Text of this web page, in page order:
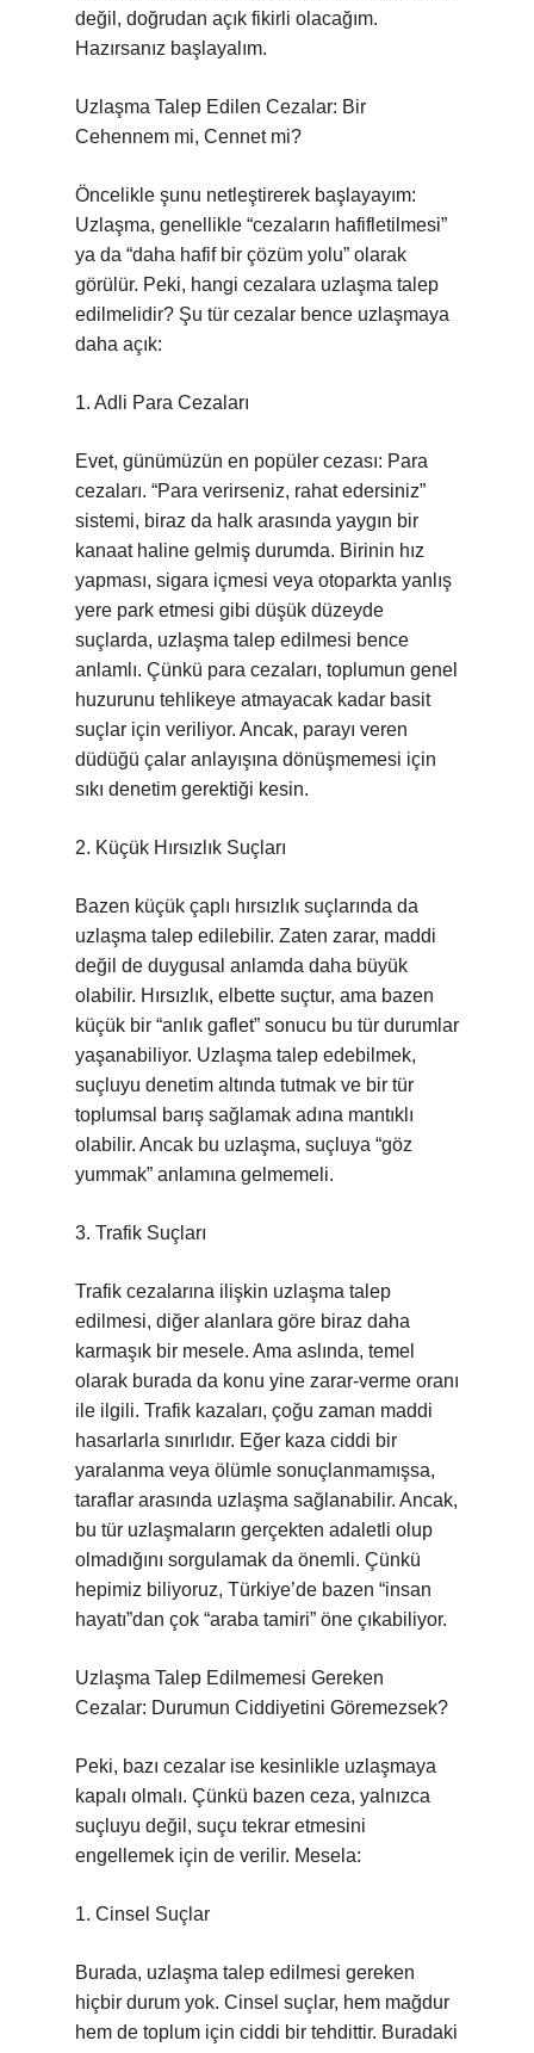
değil, doğrudan açık fikirli olacağım.
Hazırsanız başlayalım.
Uzlaşma Talep Edilen Cezalar: Bir
Cehennem mi, Cennet mi?
Öncelikle şunu netleştirerek başlayayım:
Uzlaşma, genellikle “cezaların hafifletilmesi”
ya da “daha hafif bir çözüm yolu” olarak
görülür. Peki, hangi cezalara uzlaşma talep
edilmelidir? Şu tür cezalar bence uzlaşmaya
daha açık:
1. Adli Para Cezaları
Evet, günümüzün en popüler cezası: Para
cezaları. “Para verirseniz, rahat edersiniz”
sistemi, biraz da halk arasında yaygın bir
kanaat haline gelmiş durumda. Birinin hız
yapması, sigara içmesi veya otoparkta yanlış
yere park etmesi gibi düşük düzeyde
suçlarda, uzlaşma talep edilmesi bence
anlamlı. Çünkü para cezaları, toplumun genel
huzurunu tehlikeye atmayacak kadar basit
suçlar için veriliyor. Ancak, parayı veren
düdüğü çalar anlayışına dönüşmemesi için
sıkı denetim gerektiği kesin.
2. Küçük Hırsızlık Suçları
Bazen küçük çaplı hırsızlık suçlarında da
uzlaşma talep edilebilir. Zaten zarar, maddi
değil de duygusal anlamda daha büyük
olabilir. Hırsızlık, elbette suçtur, ama bazen
küçük bir “anlık gaflet” sonucu bu tür durumlar
yaşanabiliyor. Uzlaşma talep edebilmek,
suçluyu denetim altında tutmak ve bir tür
toplumsal barış sağlamak adına mantıklı
olabilir. Ancak bu uzlaşma, suçluya “göz
yummak” anlamına gelmemeli.
3. Trafik Suçları
Trafik cezalarına ilişkin uzlaşma talep
edilmesi, diğer alanlara göre biraz daha
karmaşık bir mesele. Ama aslında, temel
olarak burada da konu yine zarar-verme oranı
ile ilgili. Trafik kazaları, çoğu zaman maddi
hasarlarla sınırlıdır. Eğer kaza ciddi bir
yaralanma veya ölümle sonuçlanmamışsa,
taraflar arasında uzlaşma sağlanabilir. Ancak,
bu tür uzlaşmaların gerçekten adaletli olup
olmadığını sorgulamak da önemli. Çünkü
hepimiz biliyoruz, Türkiye’de bazen “insan
hayatı”dan çok “araba tamiri” öne çıkabiliyor.
Uzlaşma Talep Edilmemesi Gereken
Cezalar: Durumun Ciddiyetini Göremezsek?
Peki, bazı cezalar ise kesinlikle uzlaşmaya
kapalı olmalı. Çünkü bazen ceza, yalnızca
suçluyu değil, suçu tekrar etmesini
engellemek için de verilir. Mesela:
1. Cinsel Suçlar
Burada, uzlaşma talep edilmesi gereken
hiçbir durum yok. Cinsel suçlar, hem mağdur
hem de toplum için ciddi bir tehdittir. Buradaki